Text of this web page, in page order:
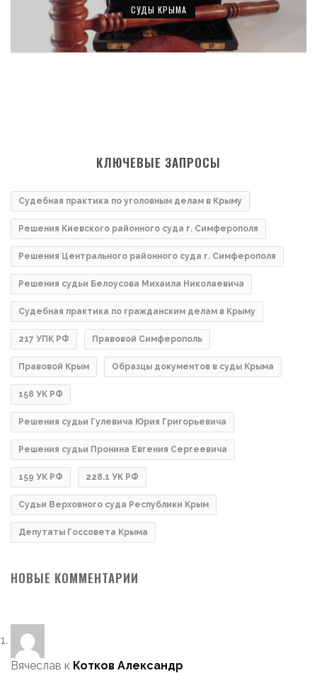
СУДЫ КРЫМА
КЛЮЧЕВЫЕ ЗАПРОСЫ
Судебная практика по уголовным делам в Крыму
Решения Киевского районного суда г. Симферополя
Решения Центрального районного суда г. Симферополя
Решения судьи Белоусова Михаила Николаевича
Судебная практика по гражданским делам в Крыму
217 УПК РФ Правовой Симферополь
Правовой Крым Образцы документов в суды Крыма
158 УК РФ
Решения судьи Гулевича Юрия Григорьевича
Решения судьи Пронина Евгения Сергеевича
159 УК РФ 228.1 УК РФ
Судьи Верховного суда Республики Крым
Депутаты Госсовета Крыма
НОВЫЕ КОММЕНТАРИИ
Вячеслав к Котков Александр